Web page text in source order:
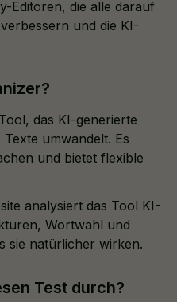
Editoren, die alle darauf
und die KI-
das KI-generierte
umwandelt. Es
und bietet flexible
analysiert das Tool KI-
Wortwahl und
sie natürlicher wirken.
Test durch?